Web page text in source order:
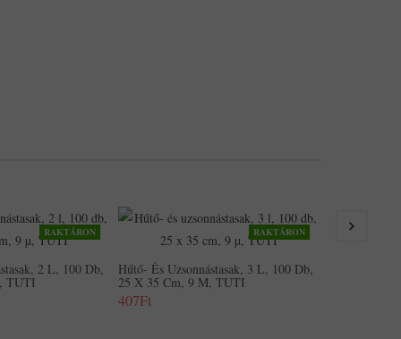
RAKTÁRON
2 L, 100 Db,
TUTI
RAKTÁRON
Hűtő- És Uzsonnástasak, 3 L, 100 Db,
25 X 35 Cm, 9 Μ, TUTI
407Ft